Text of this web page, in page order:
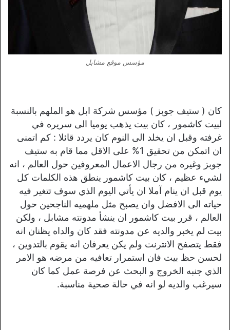
مؤسس موقع مشابل
كان ( ستيف جوبز ) مؤسس شركة ابل هو الملهم بالنسبة
لبيت كاشمور ، كان بيت يذهب يوميا الى سريره في
غرفته وقبل ان يخلد الى النوم كان يردد قائلا : كم اتمنى
ان اتمكن من تحقيق 1% على الاقل مما قام به ستيف
جوبز وغيره من رجال الاعمال المعروفين حول العالم ، انه
لشيء عظيم ، كان بيت كاشمور ينطق هذه الكلمات كل
يوم قبل ان ينام آملا ان يأتي اليوم الذي سوف تتغير فيه
حياته الى الافضل وان يصبح مثل ملهميه الناجحين حول
العالم ، قرر بيت كاشمور ان ينشأ مدونته مشابل ، ولكن
بيت لم يخبر والديه عن مدونته فقد كان والداه يظنان انه
فقط يتصفح الانترنت ولم يكن يعرفان انه يقوم بالتدوين ،
لحسن حظ بيت فان استمرار تعافيه من مرضه هو الامر
الذي جنبه الخروج و البحث عن فرصة عمل كما كان
سيرغب والديه لو انه في حالة صحية مناسبة.